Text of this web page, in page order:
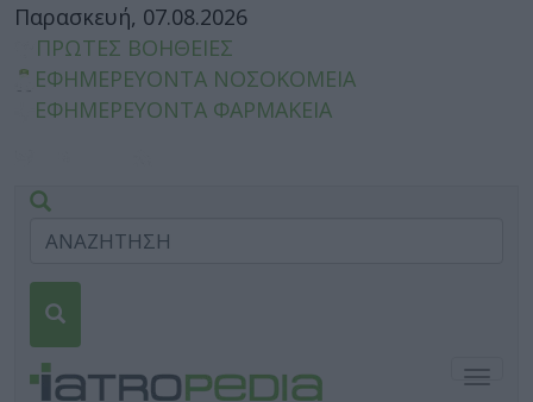
Παρασκευή, 07.08.2026
ΠΡΩΤΕΣ ΒΟΗΘΕΙΕΣ
ΕΦΗΜΕΡΕΥΟΝΤΑ ΝΟΣΟΚΟΜΕΙΑ
ΕΦΗΜΕΡΕΥΟΝΤΑ ΦΑΡΜΑΚΕΙΑ